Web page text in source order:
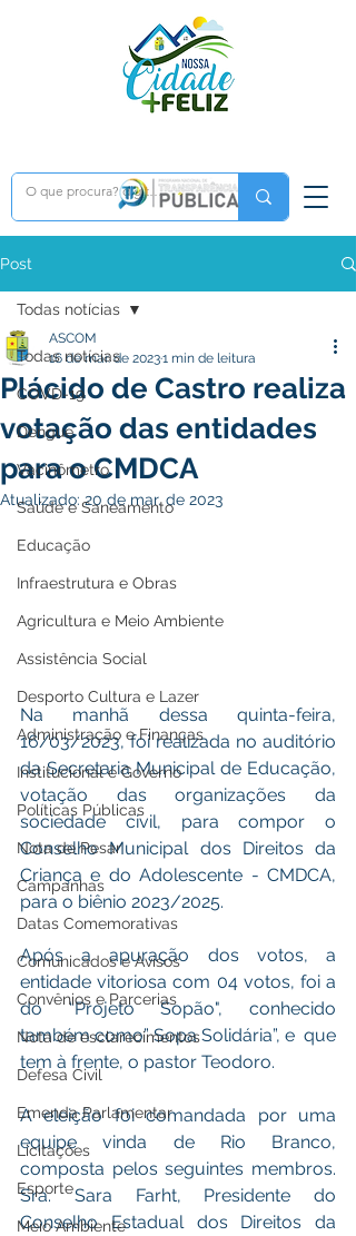
Post
Todas notícias
COVD-19
Dengue
Vacinômetro
Saúde e Saneamento
Educação
Infraestrutura e Obras
Agricultura e Meio Ambiente
Assistência Social
Desporto Cultura e Lazer
Administração e Finanças
Institucional e Governo
Políticas Públicas
Nota de Pesar
Campanhas
Datas Comemorativas
Comunicados e Avisos
Convênios e Parcerias
Nota de esclarecimentos
Defesa Civil
Emenda Parlamentar
Licitações
Esporte
Meio Ambiente
Todas notícias
Plácido de Castro realiza
votação das entidades
para o CMDCA
ASCOM
16 de mar. de 20231 min de leitura
Atualizado:20 de mar. de 2023
Na manhã dessa quinta-feira,
16/03/2023, foi realizada no auditório
da Secretaria Municipal de Educação,
votação das organizações da
sociedade civil, para compor o
Conselho Municipal dos Direitos da
Criança e do Adolescente - CMDCA,
para o biênio 2023/2025.
Após a apuração dos votos, a
entidade vitoriosa com 04 votos, foi a
do “Projeto Sopão", conhecido
também como” Sopa Solidária”, e  que
tem à frente, o pastor Teodoro.
A eleição foi comandada por uma
equipe vinda de Rio Branco,
composta pelos seguintes membros.
Sra. Sara Farht, Presidente do
Conselho Estadual dos Direitos da